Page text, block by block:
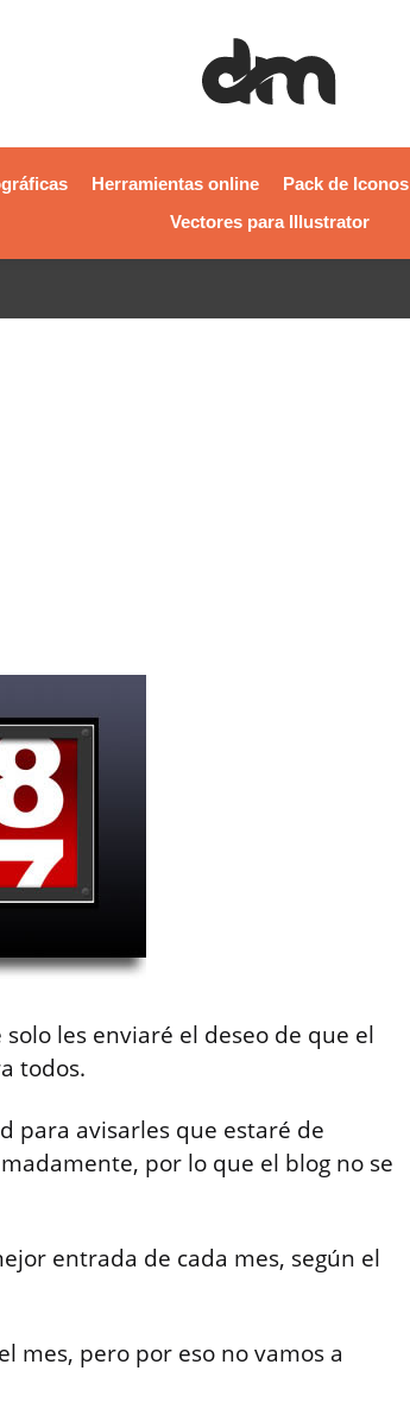
Herramientas online Pack de Iconos
Vectores para Illustrator
les enviaré el deseo de que el
todos.
para avisarles que estaré de
por lo que el blog no se
entrada de cada mes, según el
mes, pero por eso no vamos a